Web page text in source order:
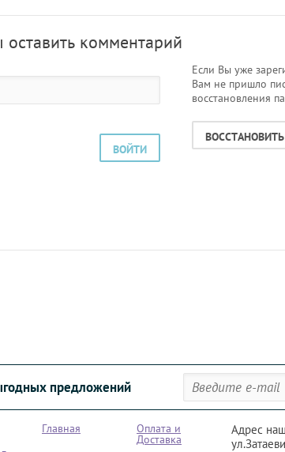
оставить комментарий
ВОЙТИ
Если Вы уже
Вам не пришло
восстановления
предложений
Главная Оплата и
Доставка
Адрес